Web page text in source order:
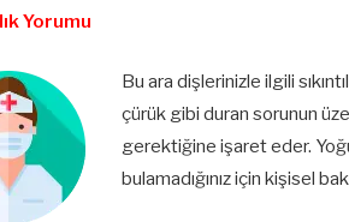
Yorumu
Bu ara dişlerinizle ilgili
çürük gibi duran sorunun
gerektiğine işaret eder.
bulamadığınız için kişisel